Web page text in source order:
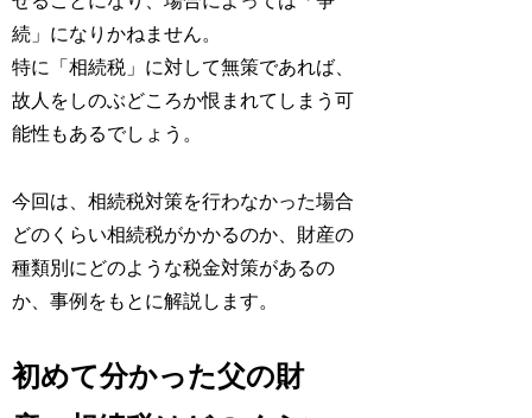
続」になりかねません。
特に「相続税」に対して無策であれば、
故人をしのぶどころか恨まれてしまう可
能性もあるでしょう。
今回は、相続税対策を行わなかった場合
どのくらい相続税がかかるのか、財産の
種類別にどのような税金対策があるの
か、事例をもとに解説します。
初めて分かった父の財